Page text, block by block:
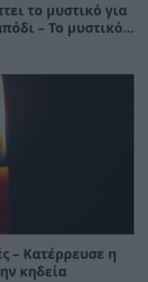
το μυστικό για
– Το μυστικό
– Κατέρρευσε η
κηδεία